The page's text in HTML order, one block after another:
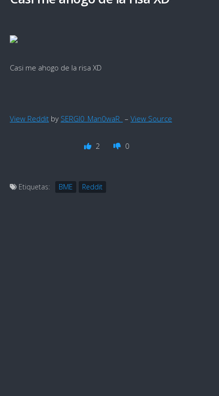
Casi me ahogo de la risa XD
View Reddit by SERGI0_Man0waR_ – View Source
2 0
Etiquetas: BME Reddit